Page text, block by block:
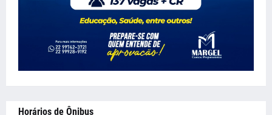
Horários de Ônibus